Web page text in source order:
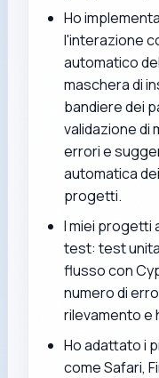
Ho
l'interazione
automatico
maschera di
bandiere dei
validazione di
errori e
automatica
progetti.
I miei progetti
test: test
flusso con
numero di
rilevamento e
Ho adattato i
come Safari,